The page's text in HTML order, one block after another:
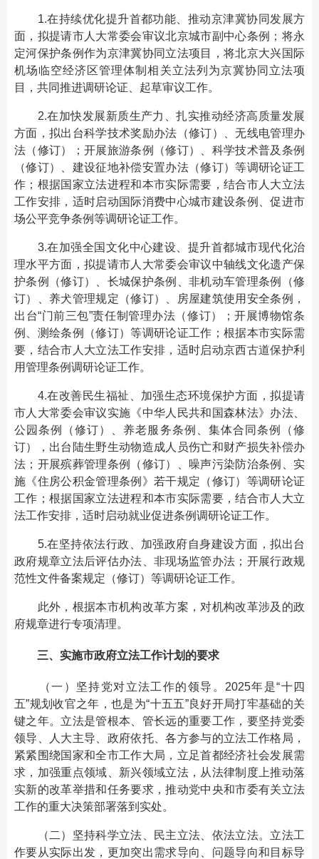
1.在持续优化提升首都功能、推动京津冀协同发展方
面，拟提请市人大常委会审议北京城市副中心条例；将永
定河保护条例作为京津冀协同立法项目，将北京大兴国际
机场临空经济区管理体制相关立法列为京冀协同立法项
目，共同推进调研论证、起草审议工作。
2.在加快发展新质生产力、扎实推动经济高质量发展
方面，拟出台科学技术奖励办法（修订）、无线电管理办
法（修订）；开展旅游条例（修订）、科学技术普及条例
（修订）、建设征地补偿安置办法（修订）等调研论证工
作；根据国家立法进程和本市实际需要，结合市人大立法
工作安排，适时启动国际消费中心城市建设条例、促进市
场公平竞争条例等调研论证工作。
3.在加强全国文化中心建设、提升首都城市现代化治
理水平方面，拟提请市人大常委会审议中轴线文化遗产保
护条例（修订）、长城保护条例、非机动车管理条例（修
订）、养犬管理规定（修订）、房屋建筑使用安全条例，
出台“门前三包”责任制管理办法（修订）；开展博物馆条
例、测绘条例（修订）等调研论证工作；根据本市实际需
要，结合市人大立法工作安排，适时启动京西古道保护利
用管理条例调研论证工作。
4.在改善民生福祉、加强生态环境保护方面，拟提请
市人大常委会审议实施《中华人民共和国森林法》办法、
公园条例（修订）、养老服务条例、集体合同条例（修
订），出台陆生野生动物造成人员伤亡和财产损失补偿办
法；开展殡葬管理条例（修订）、噪声污染防治条例、实
施《住房公积金管理条例》若干规定（修订）等调研论证
工作；根据国家立法进程和本市实际需要，结合市人大立
法工作安排，适时启动就业促进条例调研论证工作。
5.在坚持依法行政、加强政府自身建设方面，拟出台
政府规章立法后评估办法、非现场监管办法；开展行政规
范性文件备案规定（修订）等调研论证工作。
此外，根据本市机构改革方案，对机构改革涉及的政
府规章进行专项清理。
三、实施市政府立法工作计划的要求
（一）坚持党对立法工作的领导。2025年是“十四
五”规划收官之年，也是为“十五五”良好开局打牢基础的关
键之年。立法是管根本、管长远的重要工作，要坚持党委
领导、人大主导、政府依托、各方参与的立法工作格局，
紧紧围绕国家和全市工作大局，立足首都经济社会发展需
求，加强重点领域、新兴领域立法，从法律制度上推动落
实新的改革举措和任务要求，推动党中央和市委有关立法
工作的重大决策部署落到实处。
（二）坚持科学立法、民主立法、依法立法。立法工
作要从实际出发，更加突出需求导向、问题导向和目标导